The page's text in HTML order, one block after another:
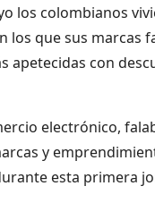
los colombianos
los que sus marcas
apetecidas con
electrónico,
y
esta primera